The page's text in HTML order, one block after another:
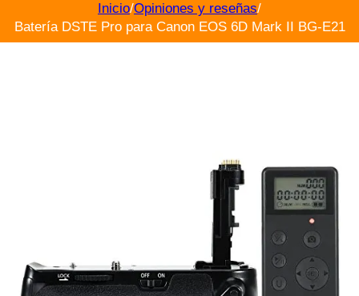
Inicio/Opiniones y reseñas/
Batería DSTE Pro para Canon EOS 6D Mark II BG-E21